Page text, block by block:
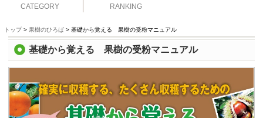
CATEGORY
RANKING
トップ> 果樹のひろば > 基礎から覚える 果樹の受粉マニュアル
基礎から覚える 果樹の受粉マニュアル